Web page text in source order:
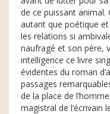
de ce puissant animal.
autant que poétique
les relations si
naufragé et son père,
intelligence ce livre
évidentes du roman
passages
de la place de
magistral de l’écrivain